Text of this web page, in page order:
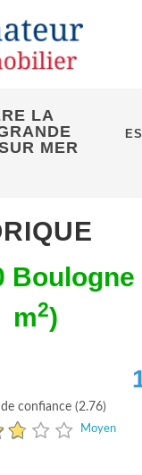
LA
MER
m2)
de confiance (2.76)
Moyen